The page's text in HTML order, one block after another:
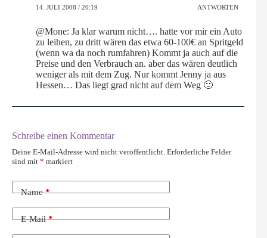
14. JULI 2008 / 20:19 ANTWORTEN
@Mone: Ja klar warum nicht…. hatte vor mir ein Auto
zu leihen, zu dritt wären das etwa 60-100€ an Spritgeld
(wenn wa da noch rumfahren) Kommt ja auch auf die
Preise und den Verbrauch an. aber das wären deutlich
weniger als mit dem Zug. Nur kommt Jenny ja aus
Hessen… Das liegt grad nicht auf dem Weg 🙁
Schreibe einen Kommentar
Deine E-Mail-Adresse wird nicht veröffentlicht. Erforderliche Felder
sind mit * markiert
Name*
E-Mail*